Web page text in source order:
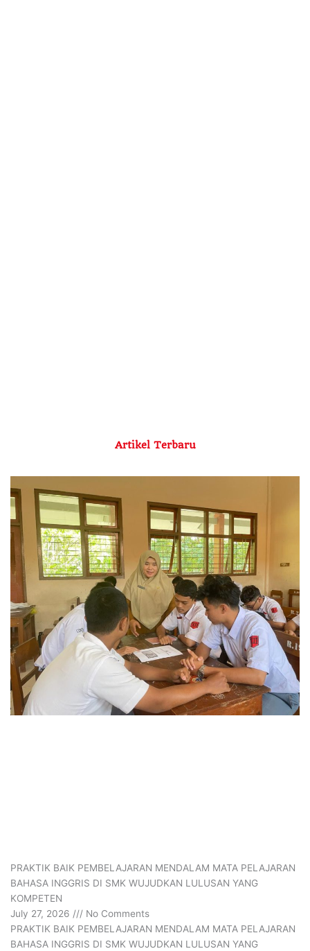
Artikel Terbaru
PRAKTIK BAIK PEMBELAJARAN MENDALAM MATA PELAJARAN
BAHASA INGGRIS DI SMK WUJUDKAN LULUSAN YANG
KOMPETEN
July 27, 2026
No Comments
PRAKTIK BAIK PEMBELAJARAN MENDALAM MATA PELAJARAN
BAHASA INGGRIS DI SMK WUJUDKAN LULUSAN YANG